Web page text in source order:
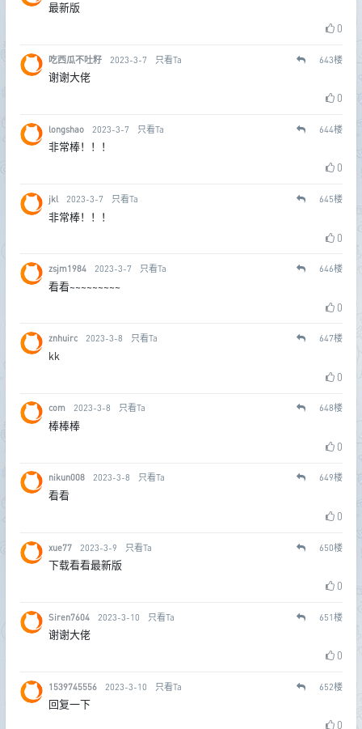
最新版
0
吃西瓜不吐籽 2023-3-7 只看Ta 643楼
谢谢大佬
0
longshao 2023-3-7 只看Ta 644楼
非常棒！！！
0
jkl 2023-3-7 只看Ta 645楼
非常棒！！！
0
zsjm1984 2023-3-7 只看Ta 646楼
看看~~~~~~~~~
0
znhuirc 2023-3-8 只看Ta 647楼
kk
0
com 2023-3-8 只看Ta 648楼
棒棒棒
0
nikun008 2023-3-8 只看Ta 649楼
看看
0
xue77 2023-3-9 只看Ta 650楼
下载看看最新版
0
Siren7604 2023-3-10 只看Ta 651楼
谢谢大佬
0
1539745556 2023-3-10 只看Ta 652楼
回复一下
0